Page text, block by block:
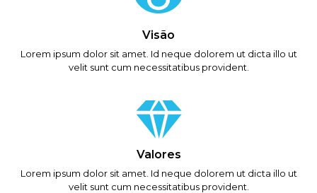
Visão
Lorem ipsum dolor sit amet. Id neque dolorem ut dicta illo ut
velit sunt cum necessitatibus provident.
Valores
Lorem ipsum dolor sit amet. Id neque dolorem ut dicta illo ut
velit sunt cum necessitatibus provident.